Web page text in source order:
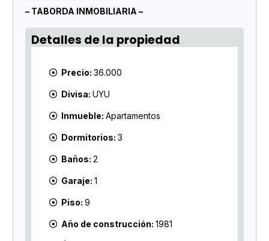
– TABORDA INMOBILIARIA –
Detalles de la propiedad
Precio: 36.000
Divisa: UYU
Inmueble: Apartamentos
Dormitorios: 3
Baños: 2
Garaje: 1
Piso: 9
Año de construcción: 1981